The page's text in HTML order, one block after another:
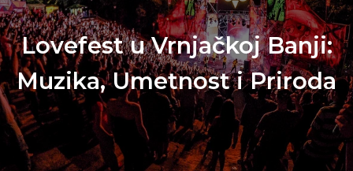
Lovefest u Vrnjačkoj Banji:
Muzika, Umetnost i Priroda